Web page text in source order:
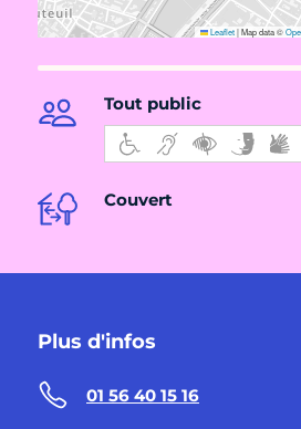
Leaflet|Map data ©
Tout public
Couvert
Plus d'infos
01 56 40 15 16